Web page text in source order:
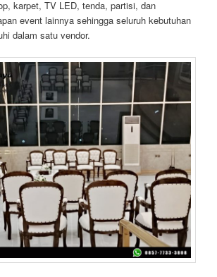
karpet, TV LED, tenda, partisi, dan
event lainnya sehingga seluruh kebutuhan
dalam satu vendor.